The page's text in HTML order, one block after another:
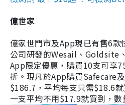
億世家
億家世門市及App現已有售6款
公司研發的Wesail、Goldsite
App限定優惠，購買10支可享
折。現凡於App購買Safecare
$186.7，平均每支只需$18.6
一支平均不用$17.9就買到，數